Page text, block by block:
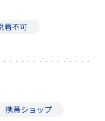
着不可
携帯ショップ